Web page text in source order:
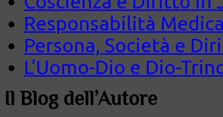
Responsabilità
Persona, Società e
L’Uomo-Dio e Dio-
Il Blog dell’Autore